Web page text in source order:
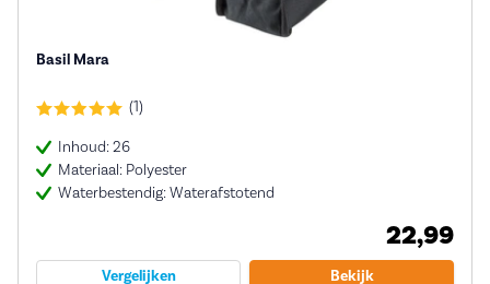
Basil Mara
(1)
Inhoud: 26
Materiaal: Polyester
Waterbestendig: Waterafstotend
22,99
Vergelijken Bekijk